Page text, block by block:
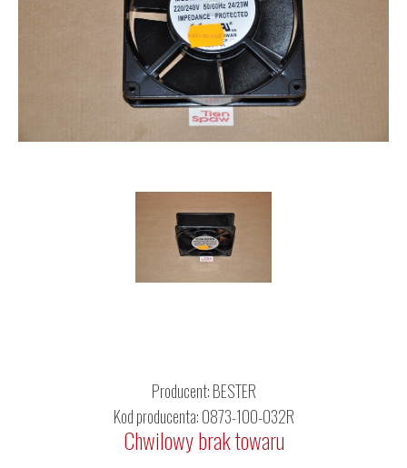
Producent:BESTER
Kod producenta: 0873-100-032R
Chwilowy brak towaru